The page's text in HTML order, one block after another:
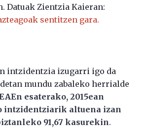
Datuak Zientzia Kaieran:
sentitzen gara.
intzidentzia izugarri igo da
mundu zabaleko herrialde
esaterako, 2015ean
intzidentziarik altuena izan
91,67 kasurekin.